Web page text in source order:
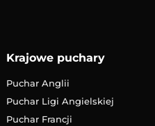
Krajowe puchary
Puchar Anglii
Puchar Ligi Angielskiej
Puchar Francji